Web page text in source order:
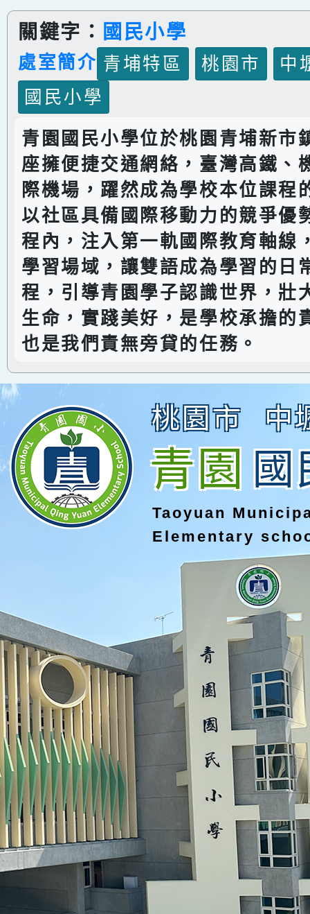
關鍵字： 國民小學
處室簡介 青埔特區 桃園市
中
國民小學
青園國民小學位於桃園青埔新市
座擁便捷交通網絡，臺灣高鐵、
際機場，躍然成為學校本位課程
以社區具備國際移動力的競爭優
程內，注入第一軌國際教育軸線
學習場域，讓雙語成為學習的日
程，引導青園學子認識世界，壯
生命，實踐美好，是學校承擔的
也是我們責無旁貸的任務。
桃園市 中
青園國
Taoyuan
Elementary